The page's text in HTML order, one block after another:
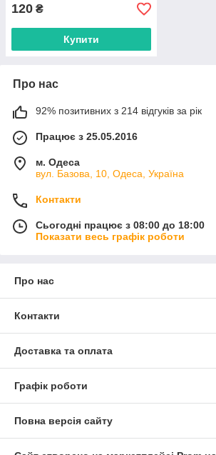
120 ₴
Купити
Про нас
92% позитивних з 214 відгуків за рік
Працює з 25.05.2016
м. Одеса
вул. Базова, 10, Одеса, Україна
Контакти
Сьогодні працює з 08:00 до 18:00
Показати весь графік роботи
Про нас
Контакти
Доставка та оплата
Графік роботи
Повна версія сайту